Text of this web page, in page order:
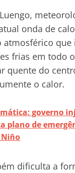
onda de
atmosférico que
frias em todo
quente do
o calor.
governo
plano de
dificulta a